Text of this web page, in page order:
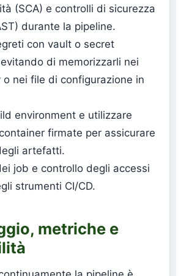
(SCA) e controlli di sicurezza
durante la pipeline.
con vault o secret
di memorizzarli nei
o nei file di configurazione in
environment e utilizzare
firmate per assicurare
artefatti.
job e controllo degli accessi
strumenti CI/CD.
metriche e